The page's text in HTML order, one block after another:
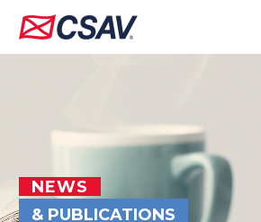
NEWS
& PUBLICATIONS